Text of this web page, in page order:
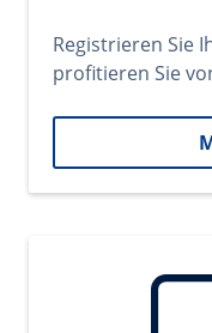
Registrieren Sie
profitieren Sie